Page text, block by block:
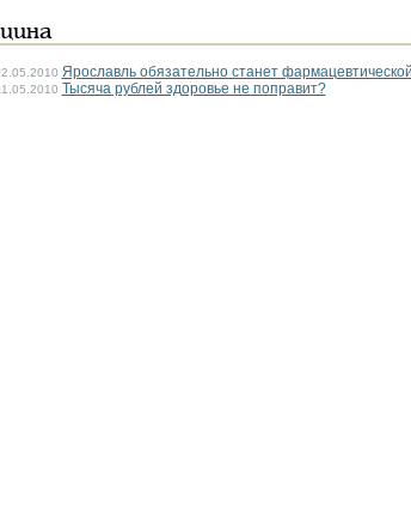
Ярославль обязательно станет
Тысяча рублей здоровье не поправит?